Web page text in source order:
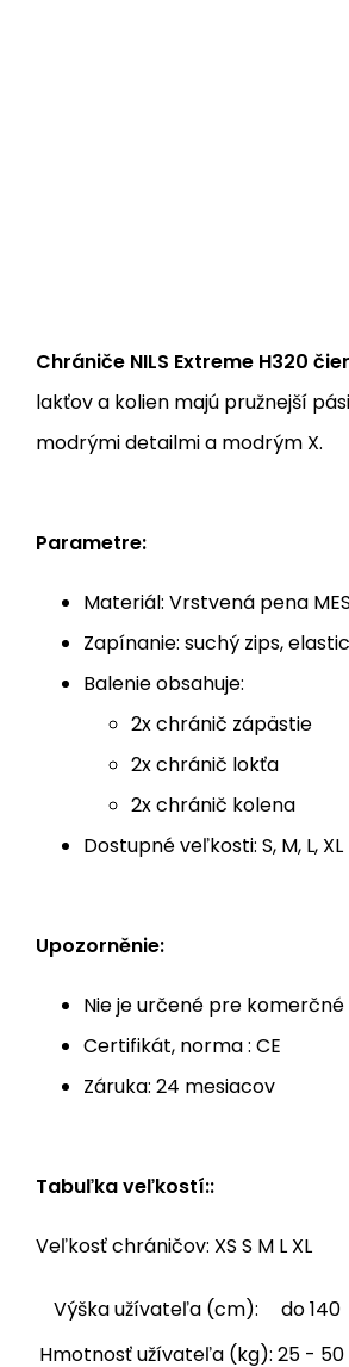
Chrániče NILS Extreme H320
lakťov a kolien majú pružnejší
modrými detailmi a modrým X.
Parametre:
Materiál: Vrstvená pena
Zapínanie: suchý zips,
Balenie obsahuje:
2x chránič zápästie
2x chránič lokťa
2x chránič kolena
Dostupné veľkosti: S, M, L, XL
Upozorněnie:
Nie je určené pre komerčné
Certifikát, norma : CE
Záruka: 24 mesiacov
Tabuľka veľkostí::
Veľkosť chráničov: XS S M L XL
Výška užívateľa (cm): do 140
Hmotnosť užívateľa (kg): 25 - 50